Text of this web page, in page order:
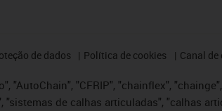
de dados Política de cookies Canal de
"AutoChain", "CFRIP", "chainflex",
"sistemas de calhas articuladas", "calhas